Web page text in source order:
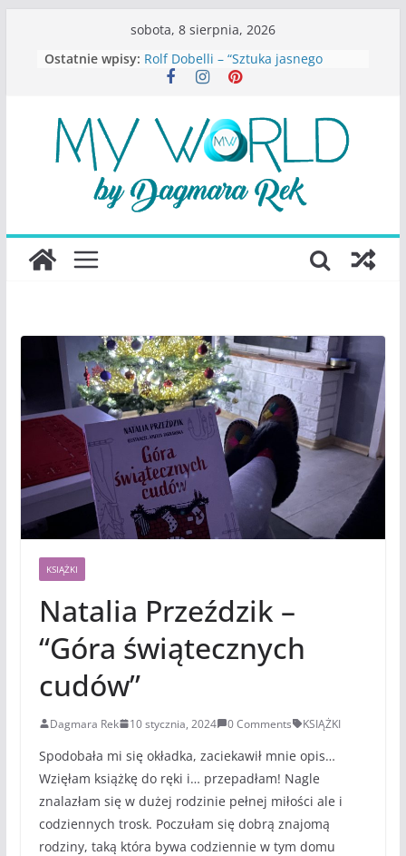
sobota, 8 sierpnia, 2026
Ostatnie wpisy: Rolf Dobelli – “Sztuka jasnego
myślenia”
Konstancina. Sekrety seksbiznesu”
Katarzyna Lewandowicz – Zanim
straciliśmy siebie
Judith Joseph – “Wysoko
funkcjonująca depresja”
S.Wynn-Williams – “Bezwzględni. O
największego portalu
KSIĄŻKI
Natalia Przeździk –
“Góra świątecznych
cudów”
Dagmara Rek 10 stycznia, 2024 0 Comments KSIĄŻKI
Spodobała mi się okładka, zaciekawił mnie opis…
Wzięłam książkę do ręki i… przepadłam! Nagle
znalazłam się w dużej rodzinie pełnej miłości ale i
codziennych trosk. Poczułam się dobrą znajomą
rodziny, taką która bywa codziennie w tym domu